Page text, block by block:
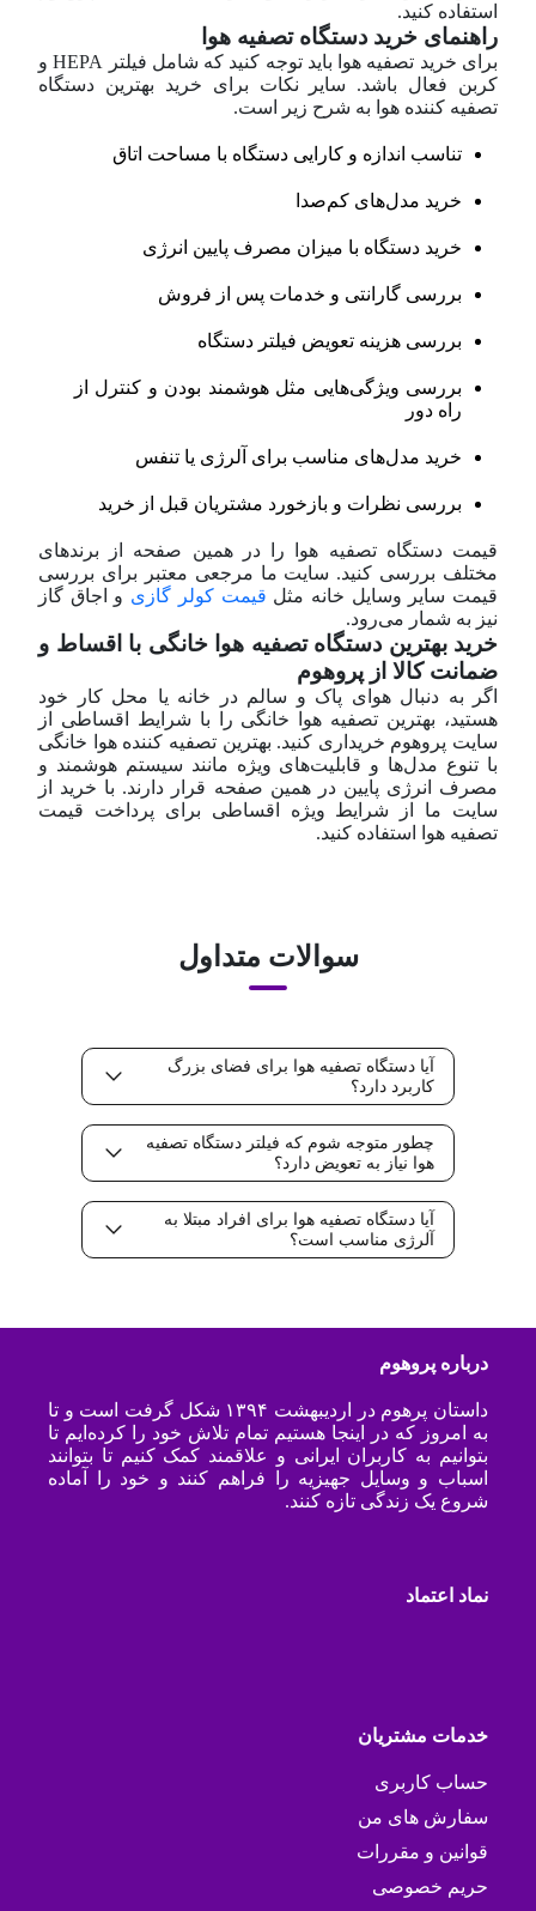
استفاده کنید.
راهنمای خرید دستگاه تصفیه هوا
برای خرید تصفیه هوا باید توجه کنید که شامل فیلتر HEPA و
کربن فعال باشد. سایر نکات برای خرید بهترین دستگاه
تصفیه کننده هوا به شرح زیر است.
تناسب اندازه و کارایی دستگاه با مساحت اتاق
خرید مدل‌های کم‌صدا
خرید دستگاه با میزان مصرف پایین انرژی
بررسی گارانتی و خدمات پس از فروش
بررسی هزینه تعویض فیلتر دستگاه
بررسی ویژگی‌هایی مثل هوشمند بودن و کنترل از
راه دور
خرید مدل‌های مناسب برای آلرژی یا تنفس
بررسی نظرات و بازخورد مشتریان قبل از خرید
قیمت دستگاه تصفیه هوا را در همین صفحه از برندهای
مختلف بررسی کنید. سایت ما مرجعی معتبر برای بررسی
قیمت سایر وسایل خانه مثل قیمت کولر گازی و اجاق گاز
نیز به شمار می‌رود.
خرید بهترین دستگاه تصفیه هوا خانگی با اقساط و
ضمانت کالا از پروهوم
اگر به دنبال هوای پاک و سالم در خانه یا محل کار خود
هستید، بهترین تصفیه هوا خانگی را با شرایط اقساطی از
سایت پروهوم خریداری کنید. بهترین تصفیه کننده هوا خانگی
با تنوع مدل‌ها و قابلیت‌های ویژه مانند سیستم هوشمند و
مصرف انرژی پایین در همین صفحه قرار دارند. با خرید از
سایت ما از شرایط ویژه اقساطی برای پرداخت قیمت
تصفیه هوا استفاده کنید.
سوالات متداول
آیا دستگاه تصفیه هوا برای فضای بزرگ
کاربرد دارد؟
چطور متوجه شوم که فیلتر دستگاه تصفیه
هوا نیاز به تعویض دارد؟
آیا دستگاه تصفیه هوا برای افراد مبتلا به
آلرژی مناسب است؟
درباره پروهوم
داستان پرهوم در اردیبهشت ۱۳۹۴ شکل گرفت است و تا
به امروز که در اینجا هستیم تمام تلاش خود را کرده‌ایم تا
بتوانیم به کاربران ایرانی و علاقمند کمک کنیم تا بتوانند
اسباب و وسایل جهیزیه را فراهم کنند و خود را آماده
شروع یک زندگی تازه کنند.
نماد اعتماد
خدمات مشتریان
حساب کاربری
سفارش های من
قوانین و مقررات
حریم خصوصی